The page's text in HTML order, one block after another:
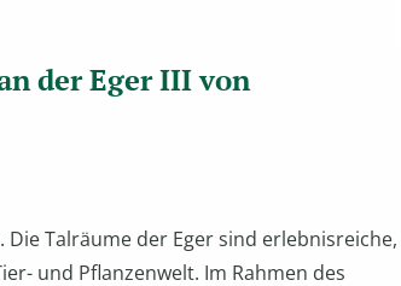
der Eger III von
Talräume der Eger sind erlebnisreiche,
und Pflanzenwelt. Im Rahmen des